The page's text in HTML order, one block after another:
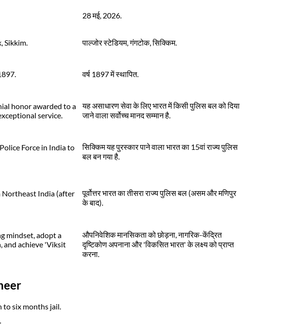
28 मई, 2026.
Sikkim. पाल्जोर स्टेडियम, गंगटोक, सिक्किम.
वर्ष 1897 में स्थापित.
honor awarded to a
service.
यह असाधारण सेवा के लिए भारत में किसी पुलिस बल को दिया
जाने वाला सर्वोच्च मानद सम्मान है.
Force in India to
सिक्किम यह पुरस्कार पाने वाला भारत का 15वां राज्य पुलिस
बल बन गया है.
Northeast India (after
पूर्वोत्तर भारत का तीसरा राज्य पुलिस बल (असम और मणिपुर
के बाद).
mindset, adopt a
and achieve 'Viksit
औपनिवेशिक मानसिकता को छोड़ना, नागरिक-केंद्रित
दृष्टिकोण अपनाना और 'विकसित भारत' के लक्ष्य को प्राप्त
करना.
to six months jail.